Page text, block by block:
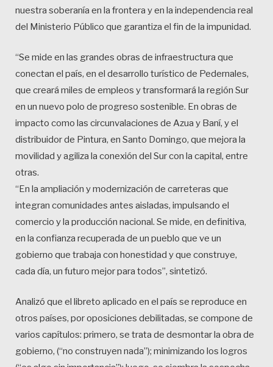
nuestra soberanía en la frontera y en la independencia real
del Ministerio Público que garantiza el fin de la impunidad.
“Se mide en las grandes obras de infraestructura que
conectan el país, en el desarrollo turístico de Pedernales,
que creará miles de empleos y transformará la región Sur
en un nuevo polo de progreso sostenible. En obras de
impacto como las circunvalaciones de Azua y Baní, y el
distribuidor de Pintura, en Santo Domingo, que mejora la
movilidad y agiliza la conexión del Sur con la capital, entre
otras.
“En la ampliación y modernización de carreteras que
integran comunidades antes aisladas, impulsando el
comercio y la producción nacional. Se mide, en definitiva,
en la confianza recuperada de un pueblo que ve un
gobierno que trabaja con honestidad y que construye,
cada día, un futuro mejor para todos”, sintetizó.
Analizó que el libreto aplicado en el país se reproduce en
otros países, por oposiciones debilitadas, se compone de
varios capítulos: primero, se trata de desmontar la obra de
gobierno, (“no construyen nada”); minimizando los logros